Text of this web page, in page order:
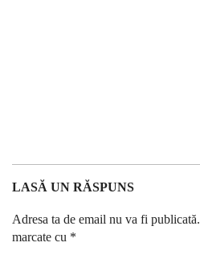
LASĂ UN RĂSPUNS
Adresa ta de email nu va fi publicată.
marcate cu *